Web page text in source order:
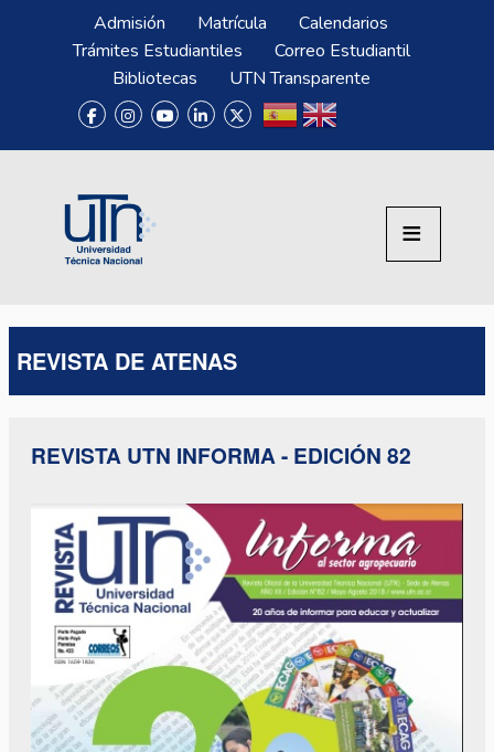
Pasar al contenido principal
Menú SuperiorAdmisión Matrícula
Calendarios
Trámites Estudiantiles
Correo Estudiantil
Bibliotecas
UTN Transparente
REVISTA DE ATENAS
REVISTA UTN INFORMA - EDICIÓN 82